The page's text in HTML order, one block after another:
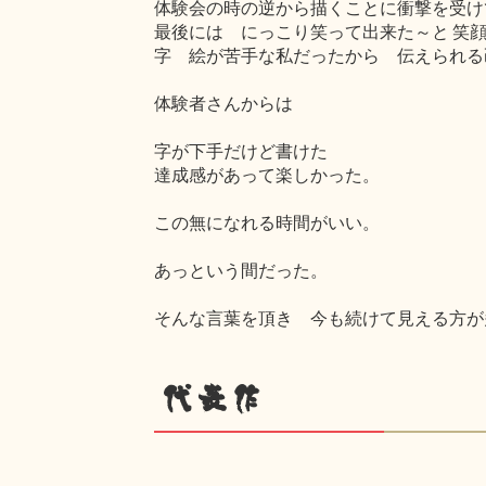
体験会の時の逆から描くことに衝撃を受
最後には にっこり笑って出来た～と 笑
字 絵が苦手な私だったから 伝えられる
体験者さんからは
字が下手だけど書けた
達成感があって楽しかった。
この無になれる時間がいい。
あっという間だった。
そんな言葉を頂き 今も続けて見える方
代表作